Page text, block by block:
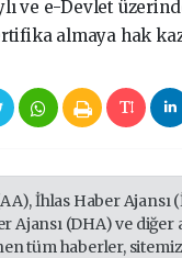
ve e-Devlet
almaya hak
İhlas Haber Ajansı
Ajansı (DHA) ve diğer
tüm haberler,